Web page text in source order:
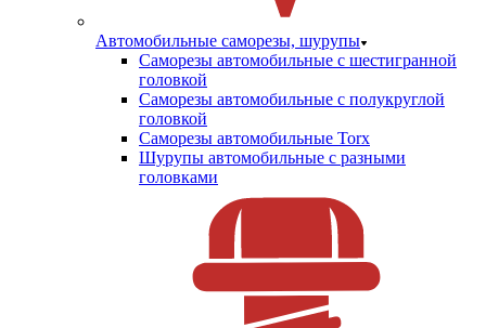
Автомобильные саморезы, шурупы
Саморезы автомобильные с шестигранной
головкой
Саморезы автомобильные с полукруглой
головкой
Саморезы автомобильные Torx
Шурупы автомобильные с разными
головками